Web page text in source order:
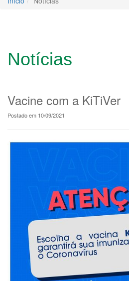
Notícias
Vacine com a KiTiVer
Postado em 10/09/2021